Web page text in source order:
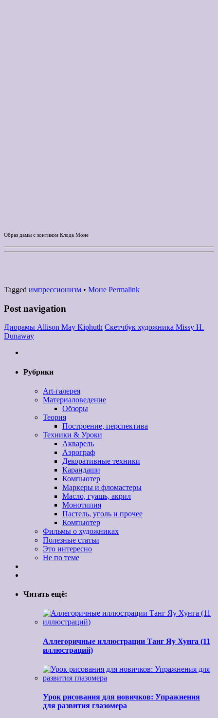
Образ дамы с зонтиком Клода Моне
Tagged импрессионизм • Моне Permalink
Post navigation
Диорамы Allison May Kiphuth Скетчбук художника Missy H.
Dunaway
Рубрики
Art-галерея
Материаловедение
Обзоры
Теория
Построение, перспектива
Техники & Уроки
Акварель
Аэрограф
Декоративные техники
Карандаши
Компьютер
Маркеры и фломастеры
Масло, гуашь, акрил
Монотипия
Пастель, уголь и прочее
Компьютер
Фильмы о художниках
Полезные статьи
Это интересно
Не по теме
Читать ещё:
Аллегоричные иллюстрации Танг Яу Хунга (11
иллюстраций)
Урок рисования для новичков: Упражнения
для развития глазомера